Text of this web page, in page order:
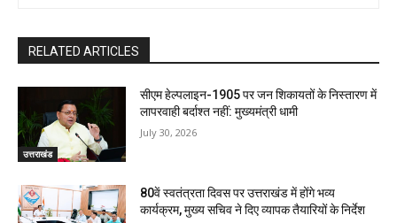
RELATED ARTICLES
उत्तराखंड
सीएम हेल्पलाइन-1905 पर जन शिकायतों के निस्तारण में
लापरवाही बर्दाश्त नहीं: मुख्यमंत्री धामी
July 30, 2026
80वें स्वतंत्रता दिवस पर उत्तराखंड में होंगे भव्य
कार्यक्रम, मुख्य सचिव ने दिए व्यापक तैयारियों के निर्देश